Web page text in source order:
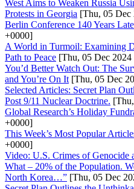
West Aims to Weaken Russia
Protests in Georgia [Thu, 05 Dec
Berlin Conference 140 Years
+0000]
A World in Turmoil: Examining
Path to Peace [Thu, 05 Dec
You’d Better Watch Out: The
and You’re On It [Thu, 05 Dec
Selected Articles: Secret Plan
Post 9/11 Nuclear Doctrine.
Global Research’s Holiday
+0000]
This Week’s Most Popular
+0000]
Video: U.S. Crimes of
What – 20% of the Population.
North Korea…” [Thu, 05 Dec